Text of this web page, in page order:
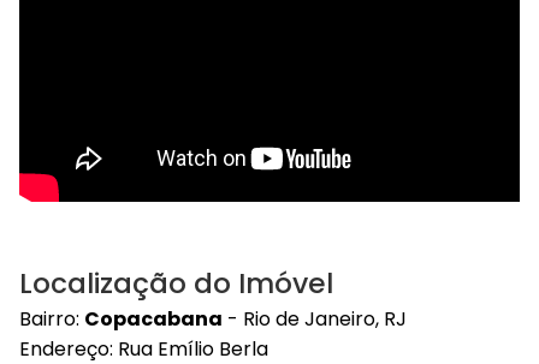
Localização do Imóvel
Bairro: Copacabana - Rio de Janeiro, RJ
Endereço: Rua Emílio Berla